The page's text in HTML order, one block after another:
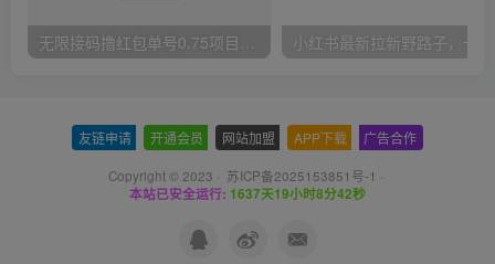
无限接码撸红包单号0.75项目无偿分享给你【揭秘】
友链申请 开通会员 网站加盟 APP下载 广告合作
Copyright © 2023 · 苏ICP备2025153851号-1 ·
本站已安全运行: 1637天19小时8分42秒